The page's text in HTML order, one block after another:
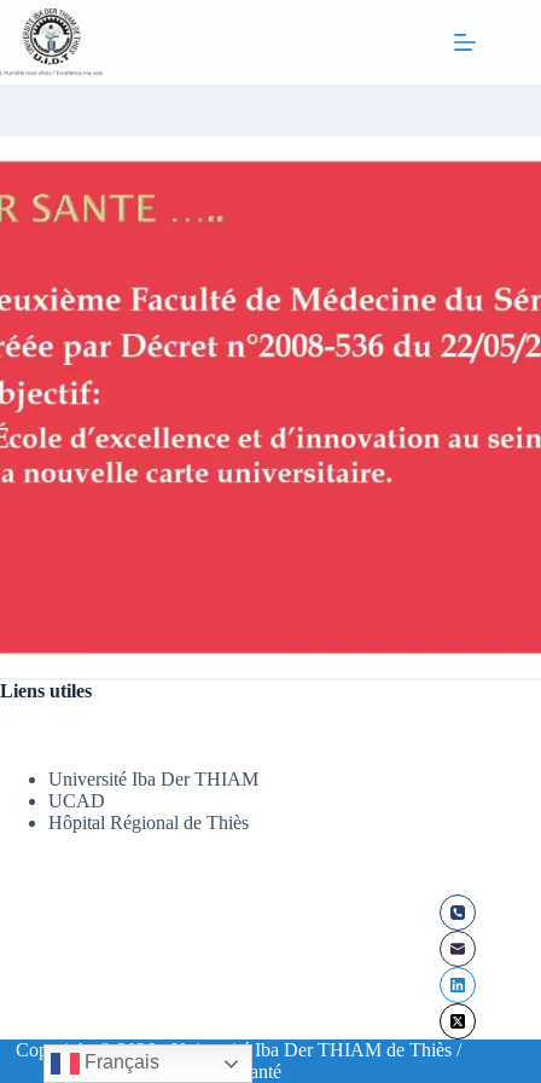
Passer
contenu
Liens utiles
Université Iba Der THIAM
UCAD
Hôpital Régional de Thiès
Copyright © 2026 - Université Iba Der THIAM de Thiès /
UFR Santé
Français